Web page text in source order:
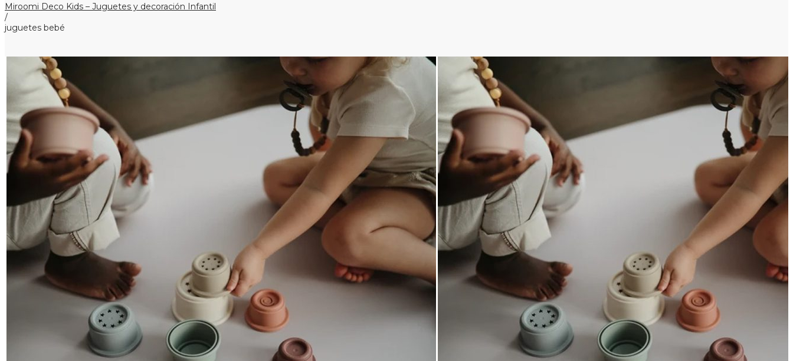
Miroomi Deco Kids – Juguetes y decoración Infantil
/
juguetes bebé